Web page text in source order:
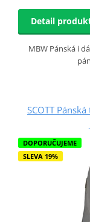
Detail
MBW Pánská i
SCOTT
DOPORUČUJEME
SLEVA 19%